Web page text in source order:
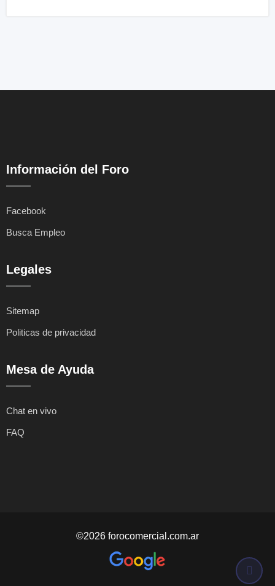
Información del Foro
Facebook
Busca Empleo
Legales
Sitemap
Politicas de privacidad
Mesa de Ayuda
Chat en vivo
FAQ
©2026 forocomercial.com.ar